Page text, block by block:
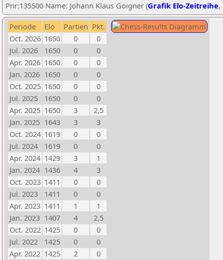
Pnr:135500 Name: Johann Klaus Goigner (Grafik Elo-Zeitreihe,
Periode Elo Partien Pkt.
Oct. 2026 1650 0
0
Jul. 2026
1650 0
0
Apr. 2026 1650 0
0
Jan. 2026 1650 0
0
Oct. 2025 1650 0
0
Jul. 2025
1650 0
0
Apr. 2025 1650 3
2,5
Jan. 2025 1643 3
3
Oct. 2024 1619 0
0
Jul. 2024
1619 0
0
Apr. 2024 1429 3
1
Jan. 2024 1436 4
3
Oct. 2023 1411 0
0
Jul. 2023
1411 0
0
Apr. 2023 1411 1
1
Jan. 2023 1407 4
2,5
Oct. 2022 1425 0
0
Jul. 2022
1425 0
0
Apr. 2022 1425 2
0